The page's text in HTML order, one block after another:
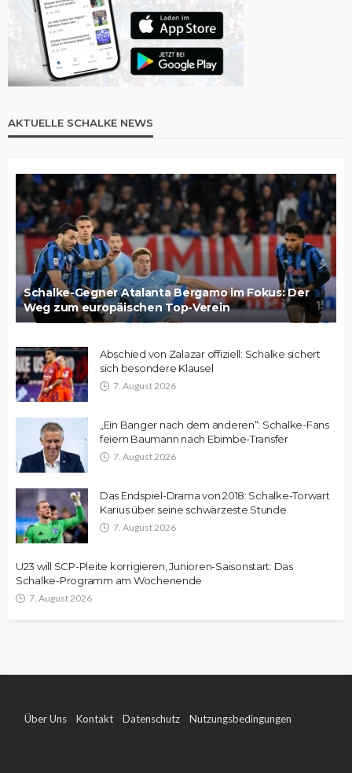
AKTUELLE SCHALKE NEWS
Schalke-Gegner Atalanta Bergamo im Fokus: Der
Weg zum europäischen Top-Verein
Abschied von Zalazar offiziell: Schalke sichert
sich besondere Klausel
7. August 2026
„Ein Banger nach dem anderen“: Schalke-Fans
feiern Baumann nach Ebimbe-Transfer
7. August 2026
Das Endspiel-Drama von 2018: Schalke-Torwart
Karius über seine schwärzeste Stunde
7. August 2026
U23 will SCP-Pleite korrigieren, Junioren-Saisonstart: Das
Schalke-Programm am Wochenende
7. August 2026
Über Uns Kontakt Datenschutz Nutzungsbedingungen